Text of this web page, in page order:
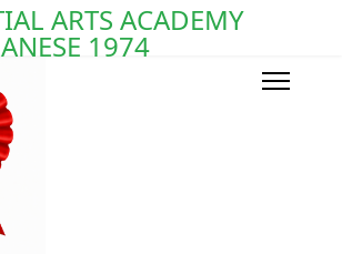
ARTS ACADEMY
1974